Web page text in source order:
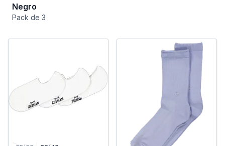
Negro
Pack de 3